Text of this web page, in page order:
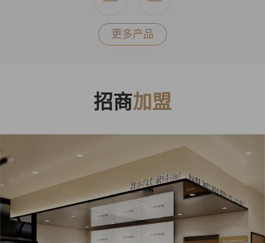
更多产品
招商加盟